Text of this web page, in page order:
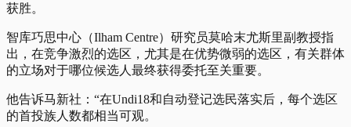
获胜。
智库巧思中心（Ilham Centre）研究员莫哈末尤斯里副教授指
出，在竞争激烈的选区，尤其是在优势微弱的选区，有关群体
的立场对于哪位候选人最终获得委托至关重要。
他告诉马新社：“在Undi18和自动登记选民落实后，每个选区
的首投族人数都相当可观。